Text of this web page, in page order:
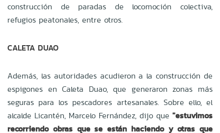
construcción de paradas de locomoción colectiva,
refugios peatonales, entre otros.
CALETA DUAO
Además, las autoridades acudieron a la construcción de
espigones en Caleta Duao, que generaron zonas más
seguras para los pescadores artesanales. Sobre ello, el
alcalde Licantén, Marcelo Fernández, dijo que "estuvimos
recorriendo obras que se están haciendo y otras que